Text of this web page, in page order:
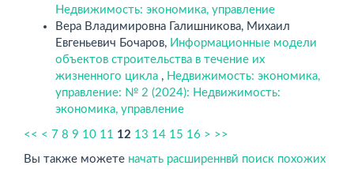
Недвижимость: экономика, управление
Вера Владимировна Галишникова, Михаил
Евгеньевич Бочаров, Информационные модели
объектов строительства в течение их
жизненного цикла , Недвижимость: экономика,
управление: № 2 (2024): Недвижимость:
экономика, управление
<< < 7 8 9 10 11 12 13 14 15 16 > >>
Вы также можете начать расширеннвй поиск похожих